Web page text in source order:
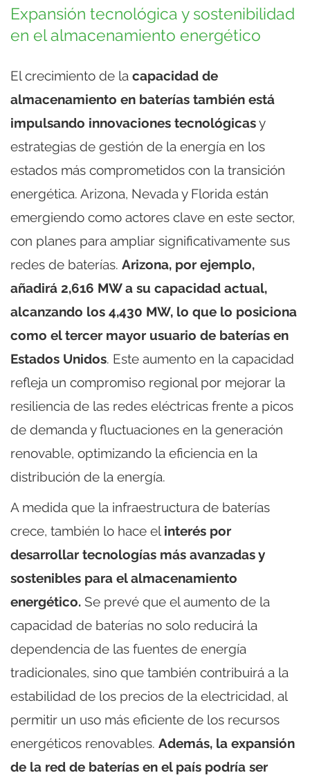
Expansión tecnológica y sostenibilidad
en el almacenamiento energético
El crecimiento de la capacidad de
almacenamiento en baterías también está
impulsando innovaciones tecnológicasy
estrategias de gestión de la energía en los
estados más comprometidos con la transición
energética. Arizona, Nevada y Florida están
emergiendo como actores clave en este sector,
con planes para ampliar significativamente sus
redes de baterías. Arizona, por ejemplo,
añadirá 2,616 MW a su capacidad actual,
alcanzando los 4,430 MW, lo que lo posiciona
como el tercer mayor usuario de baterías en
Estados Unidos. Este aumento en la capacidad
refleja un compromiso regional por mejorar la
resiliencia de las redes eléctricas frente a picos
de demanda y fluctuaciones en la generación
renovable, optimizando la eficiencia en la
distribución de la energía.
A medida que la infraestructura de baterías
crece, también lo hace el interés por
desarrollar tecnologías más avanzadas y
sostenibles para el almacenamiento
energético. Se prevé que el aumento de la
capacidad de baterías no solo reducirá la
dependencia de las fuentes de energía
tradicionales, sino que también contribuirá a la
estabilidad de los precios de la electricidad, al
permitir un uso más eficiente de los recursos
energéticos renovables. Además, la expansión
de la red de baterías en el país podría ser